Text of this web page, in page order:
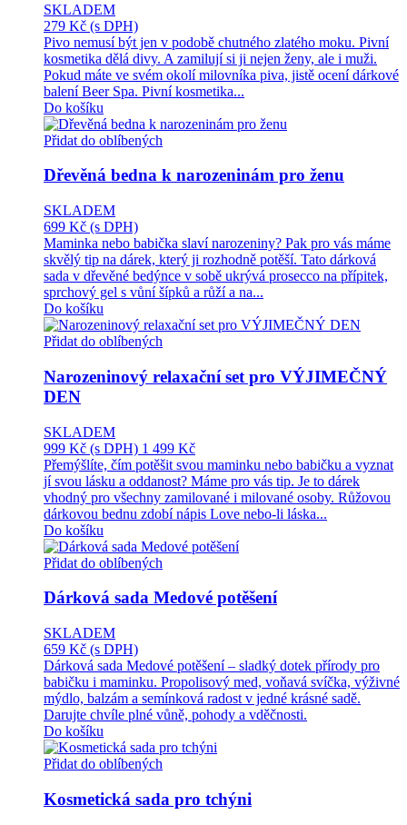
SKLADEM
279 Kč (s DPH)
Pivo nemusí být jen v podobě chutného zlatého moku. Pivní
kosmetika dělá divy. A zamilují si ji nejen ženy, ale i muži.
Pokud máte ve svém okolí milovníka piva, jistě ocení dárkové
balení Beer Spa. Pivní kosmetika...
Do košíku
Přidat do oblíbených
Dřevěná bedna k narozeninám pro ženu
SKLADEM
699 Kč (s DPH)
Maminka nebo babička slaví narozeniny? Pak pro vás máme
skvělý tip na dárek, který ji rozhodně potěší. Tato dárková
sada v dřevěné bedýnce v sobě ukrývá prosecco na přípitek,
sprchový gel s vůní šípků a růží a na...
Do košíku
Přidat do oblíbených
Narozeninový relaxační set pro VÝJIMEČNÝ
DEN
SKLADEM
999 Kč (s DPH) 1 499 Kč
Přemýšlíte, čím potěšit svou maminku nebo babičku a vyznat
jí svou lásku a oddanost? Máme pro vás tip. Je to dárek
vhodný pro všechny zamilované i milované osoby. Růžovou
dárkovou bednu zdobí nápis Love nebo-li láska...
Do košíku
Přidat do oblíbených
Dárková sada Medové potěšení
SKLADEM
659 Kč (s DPH)
Dárková sada Medové potěšení – sladký dotek přírody pro
babičku i maminku. Propolisový med, voňavá svíčka, výživné
mýdlo, balzám a semínková radost v jedné krásné sadě.
Darujte chvíle plné vůně, pohody a vděčnosti.
Do košíku
Přidat do oblíbených
Kosmetická sada pro tchýni